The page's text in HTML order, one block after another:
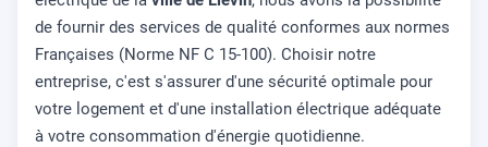
de fournir des services de qualité conformes aux normes
Françaises (Norme NF C 15-100). Choisir notre
entreprise, c'est s'assurer d'une sécurité optimale pour
votre logement et d'une installation électrique adéquate
à votre consommation d'énergie quotidienne.